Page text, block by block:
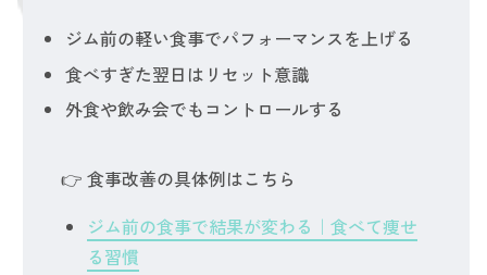
ジム前の軽い食事でパフォーマンスを上げる
食べすぎた翌日はリセット意識
外食や飲み会でもコントロールする
👉 食事改善の具体例はこちら
ジム前の食事で結果が変わる｜食べて痩せ
る習慣